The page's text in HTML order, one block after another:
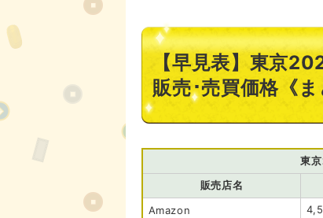
【早見表】東京
販売･売買価格《ま
東
販売店名
Amazon